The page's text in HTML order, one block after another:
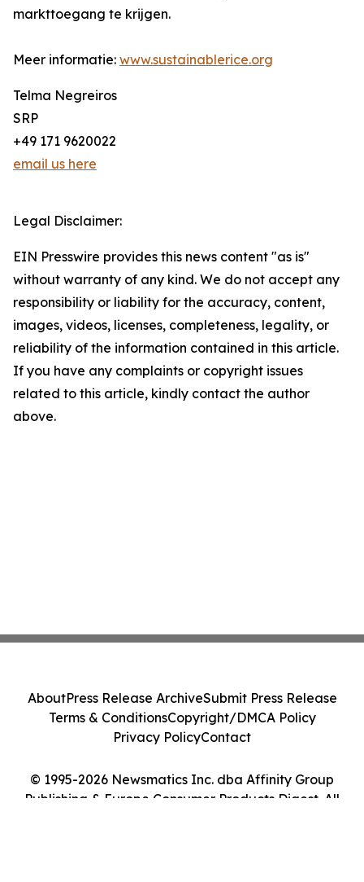
markttoegang te krijgen.
Meer informatie: www.sustainablerice.org
Telma Negreiros
SRP
+49 171 9620022
email us here
Legal Disclaimer:
EIN Presswire provides this news content "as is"
without warranty of any kind. We do not accept any
responsibility or liability for the accuracy, content,
images, videos, licenses, completeness, legality, or
reliability of the information contained in this article.
If you have any complaints or copyright issues
related to this article, kindly contact the author
above.
© 1995-2026 Newsmatics Inc. dba Affinity Group
Publishing & Europe Consumer Products Digest. All
AboutPress Release ArchiveSubmit Press Release
Terms & ConditionsCopyright/DMCA Policy
Privacy PolicyContact